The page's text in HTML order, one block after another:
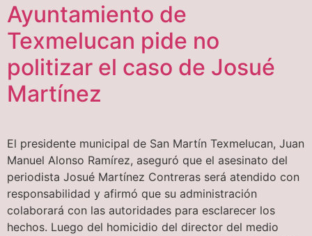
Ayuntamiento de
Texmelucan pide no
politizar el caso de Josué
Martínez
El presidente municipal de San Martín Texmelucan, Juan
Manuel Alonso Ramírez, aseguró que el asesinato del
periodista Josué Martínez Contreras será atendido con
responsabilidad y afirmó que su administración
colaborará con las autoridades para esclarecer los
hechos. Luego del homicidio del director del medio